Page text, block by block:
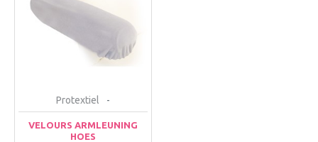
Protextiel -
VELOURS ARMLEUNING
HOES